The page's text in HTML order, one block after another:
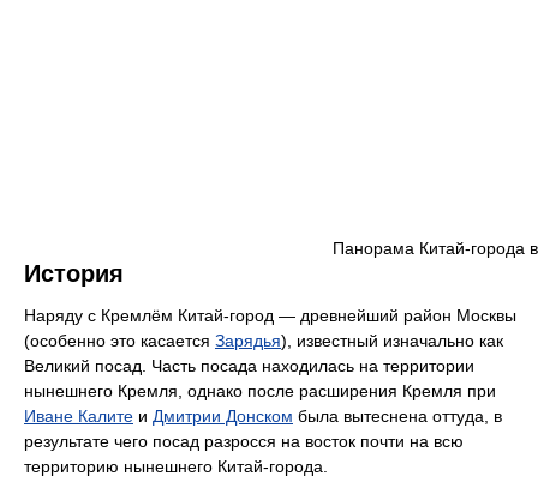
Панорама Китай-города
История
Наряду с Кремлём Китай-город — древнейший район Москвы
(особенно это касается Зарядья), известный изначально как
Великий посад. Часть посада находилась на территории
нынешнего Кремля, однако после расширения Кремля при
Иване Калите и Дмитрии Донском была вытеснена оттуда, в
результате чего посад разросся на восток почти на всю
территорию нынешнего Китай-города.